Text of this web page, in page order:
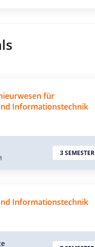
für
Informationstechnik
3 SEMESTER
Informationstechnik